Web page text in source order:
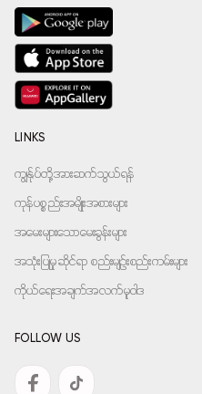
LINKS
ကျွန်ုပ်တို့အားဆက်သွယ်ရန်
ကုန်ပစ္စည်းအမျိုးအစားများ
အမေးများသောမေးခွန်းများ
အသုံးပြုမှုဆိုင်ရာ စည်းမျဉ်းစည်းကမ်းများ
ကိုယ်ရေးအချက်အလက်မူဝါဒ
FOLLOW US